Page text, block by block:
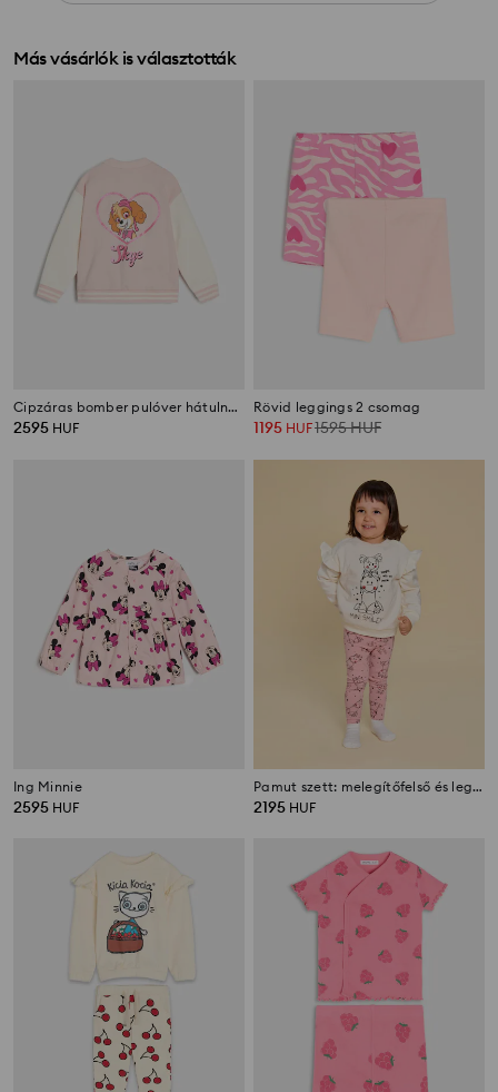
Más vásárlók is választották
Cipzáras bomber pulóver hátulnyomtatvánnyal PAW Patrol
2595 HUF
Rövid leggings 2 csomag
1195 HUF1595HUF
Ing Minnie
2595 HUF
Pamut szett: melegítőfelső és leggings Mini Smiley®
2195 HUF